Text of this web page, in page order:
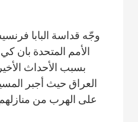
وجّه قداسة البابا
الأمم المتحدة بان
بسبب الأحداث
العراق حيث أجبر
على الهرب من منازلهم